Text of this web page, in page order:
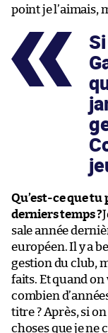
point je l’aimais,
Qu’est-ce que tu
derniers temps ?
sale année
européen. Il y a
gestion du club,
faits. Et quand
combien
titre ? Après, si
choses que je ne